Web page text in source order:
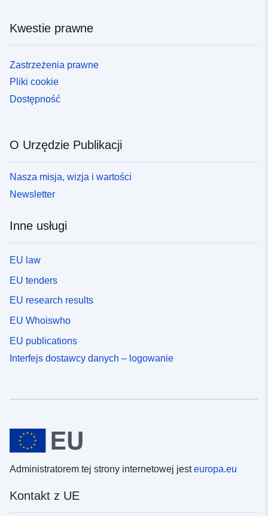
Kwestie prawne
Zastrzeżenia prawne
Pliki cookie
Dostępność
O Urzędzie Publikacji
Nasza misja, wizja i wartości
Newsletter
Inne usługi
EU law
EU tenders
EU research results
EU Whoiswho
EU publications
Interfejs dostawcy danych – logowanie
Administratorem tej strony internetowej jesteuropa.eu
Kontakt z UE